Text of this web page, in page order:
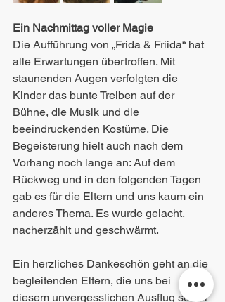
Ein Nachmittag voller Magie
Die Aufführung von „Frida & Friida“ hat
alle Erwartungen übertroffen. Mit
staunenden Augen verfolgten die
Kinder das bunte Treiben auf der
Bühne, die Musik und die
beeindruckenden Kostüme. Die
Begeisterung hielt auch nach dem
Vorhang noch lange an: Auf dem
Rückweg und in den folgenden Tagen
gab es für die Eltern und uns kaum ein
anderes Thema. Es wurde gelacht,
nacherzählt und geschwärmt.
Ein herzliches Dankeschön geht an die
begleitenden Eltern, die uns bei
diesem unvergesslichen Ausflug so toll